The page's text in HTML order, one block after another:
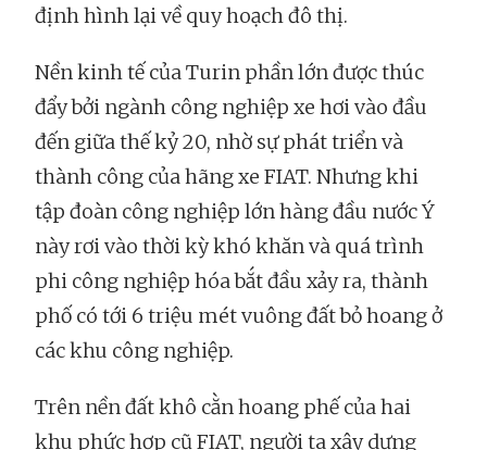
định hình lại về quy hoạch đô thị.
Nền kinh tế của Turin phần lớn được thúc
đẩy bởi ngành công nghiệp xe hơi vào đầu
đến giữa thế kỷ 20, nhờ sự phát triển và
thành công của hãng xe FIAT. Nhưng khi
tập đoàn công nghiệp lớn hàng đầu nước Ý
này rơi vào thời kỳ khó khăn và quá trình
phi công nghiệp hóa bắt đầu xảy ra, thành
phố có tới 6 triệu mét vuông đất bỏ hoang ở
các khu công nghiệp.
Trên nền đất khô cằn hoang phế của hai
khu phức hợp cũ FIAT, người ta xây dựng